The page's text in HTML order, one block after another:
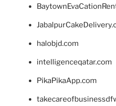
halobjd.com
intelligenceqatar.com
PikaPikaApp.com